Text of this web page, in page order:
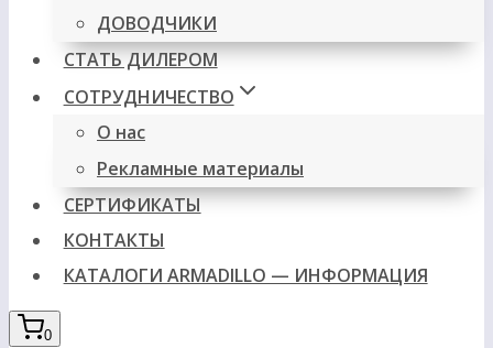
ДОВОДЧИКИ
СТАТЬ ДИЛЕРОМ
СОТРУДНИЧЕСТВО
О нас
Рекламные материалы
СЕРТИФИКАТЫ
КОНТАКТЫ
КАТАЛОГИ ARMADILLO — ИНФОРМАЦИЯ
0